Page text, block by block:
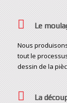
Le
Nous
tout le
dessin de la
La